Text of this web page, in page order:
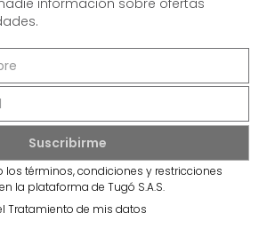
información sobre ofertas
los términos, condiciones y restricciones
la plataforma de Tugó S.A.S.
Tratamiento de mis datos